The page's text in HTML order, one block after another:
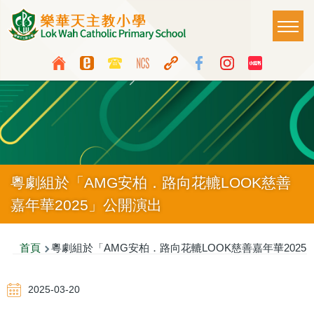
移至主內容
Top
Media
Icon
Button
Language
switcher
Main
粵劇組於「AMG安柏．路向花轆LOOK慈善
嘉年華2025」公開演出
導
連
首頁 粵劇組於「AMG安柏．路向花轆LOOK慈善嘉年華2025
2025-03-20